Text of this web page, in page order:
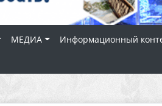
МЕДИА
Информационный